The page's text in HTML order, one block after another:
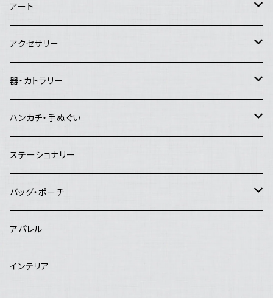
アートセンターHANA
Good job!center
Lemon Works
and.Basic
夜長堂
工房まる
はんぷ工房 結
studio COOKA
アート
エイブルアート
その他のアート
アクセサリー
ピアス
イヤリング
リング
ブローチ
ヘアピン
器・カトラリー
マグカップ・コーヒーカップ・湯飲み
急須・ポット
お茶碗
お皿
鉢
ハンカチ・手ぬぐい
ハンカチ
手ぬぐい
ステーショナリー
バッグ・ポーチ
バッグ
ポーチ
アパレル
インテリア